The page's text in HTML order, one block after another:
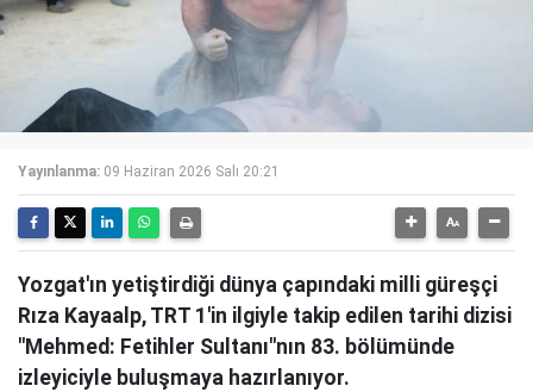
Yayınlanma: 09 Haziran 2026 Salı 20:21
Yozgat'ın yetiştirdiği dünya çapındaki milli güreşçi
Rıza Kayaalp, TRT 1'in ilgiyle takip edilen tarihi dizisi
"Mehmed: Fetihler Sultanı"nın 83. bölümünde
izleyiciyle buluşmaya hazırlanıyor.